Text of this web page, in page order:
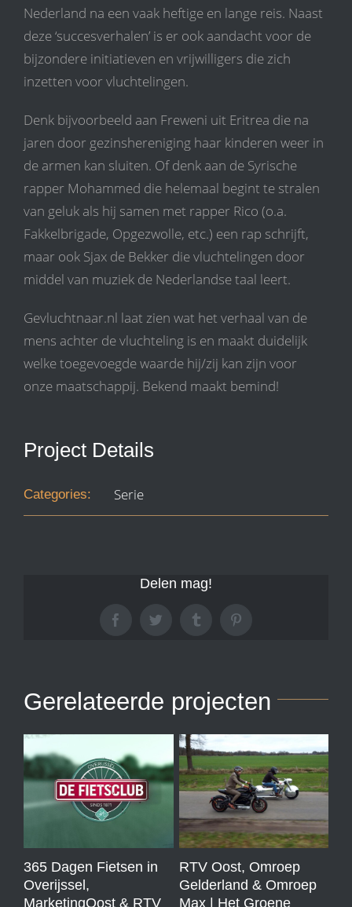
Nederland na een vaak heftige en lange reis. Naast
deze ‘succesverhalen’ is er ook aandacht voor de
bijzondere initiatieven en vrijwilligers die zich
inzetten voor vluchtelingen.
Denk bijvoorbeeld aan Freweni uit Eritrea die na
jaren door gezinshereniging haar kinderen weer in
de armen kan sluiten. Of denk aan de Syrische
rapper Mohammed die helemaal begint te stralen
van geluk als hij samen met rapper Rico (o.a.
Fakkelbrigade, Opgezwolle, etc.) een rap schrijft,
maar ook Sjax de Bekker die vluchtelingen door
middel van muziek de Nederlandse taal leert.
Gevluchtnaar.nl laat zien wat het verhaal van de
mens achter de vluchteling is en maakt duidelijk
welke toegevoegde waarde hij/zij kan zijn voor
onze maatschappij. Bekend maakt bemind!
Project Details
Categories: Serie
Delen mag!
FacebookTwitter TumblrPinterest
Gerelateerde projecten
365 Dagen Fietsen in
Overijssel,
MarketingOost & RTV
RTV Oost, Omroep
Gelderland & Omroep
Max | Het Groene